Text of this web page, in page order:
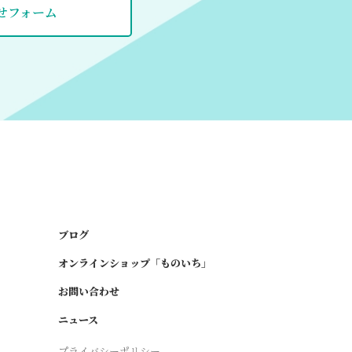
フォーム
ブログ
オンラインショップ「ものいち」
お問い合わせ
ニュース